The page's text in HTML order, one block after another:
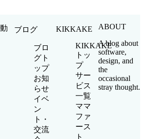
参加無料・顔出し不
OKです。
が増えています。ロ
加・ママ人材優先ア
サインなど協賛特典
をご紹介します。
ブログ
ブロ
グト
ップ
お知
らせ
イベ
ン
ト・
交流
KIKKAKE
KIKKAKE
トッ
プ
サー
ビス
一覧
ママ
ファ
ース
ト
ABOUT
A blog about
software,
design, and
the
occasional
stray thought.